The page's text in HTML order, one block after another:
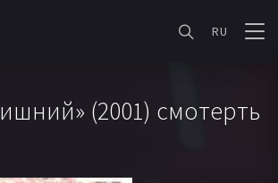
RU
(2001) смотерть